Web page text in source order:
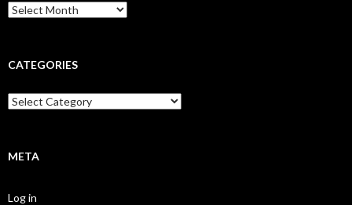
Archives
CATEGORIES
Categories
META
Log in